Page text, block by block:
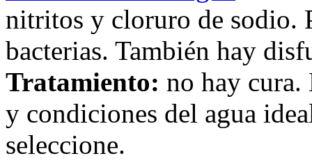
nitritos y cloruro de sodio.
bacterias. También hay
Tratamiento: no hay
y condiciones del agua
seleccione.